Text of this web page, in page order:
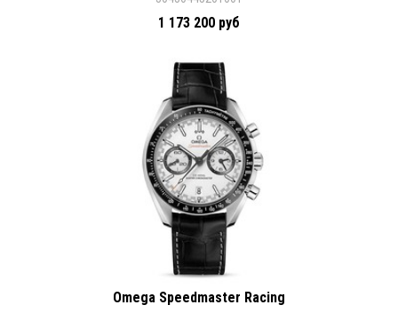
1 173 200 руб
Omega Speedmaster Racing